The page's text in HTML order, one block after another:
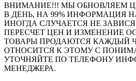
ВНИМАНИЕ!!! МЫ ОБНОВЛЯЕМ
В ДЕНЬ, НА 99% ИНФОРМАЦИЯ
ИНОГДА СЛУЧАЕТСЯ НЕ
ПЕРЕСЧЕТ ЦЕН И ИЗМЕНЕНИЕ
ТОВАРЫ ПРОДАЮТСЯ КАЖДЫЙ
ОТНОСИТСЯ К ЭТОМУ С
УТОЧНЯЙТЕ ПО ТЕЛЕФОНУ
МЕНЕДЖЕРА.